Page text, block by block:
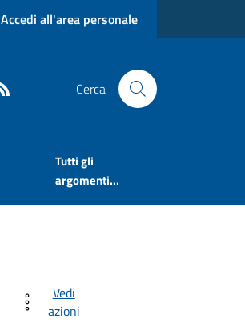
Accedi all'area personale
Cerca
Tutti gli
argomenti...
Vedi
azioni